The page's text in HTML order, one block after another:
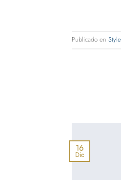
Publicado en Style
16
Dic